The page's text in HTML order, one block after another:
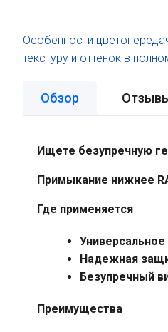
Особенности
текстуру и оттенок в
Обзор
Ищете безупречную
Примыкание нижнее
Где применяется
Надежная
Безупречный
Преимущества